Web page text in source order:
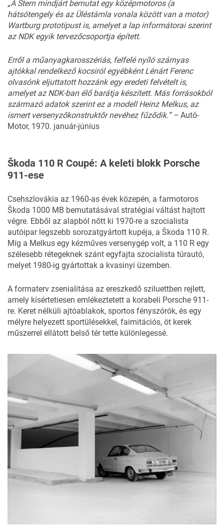
„A Stern mindjártbemutategyközépmotoros (a
hátsótengelyés az Üléstámla vonala között van a motor)
Wartburg prototípustis, amelyeta lap informátoraiszerint
az NDKegyik tervezőcsoportja épített.
Errőla műanyagkarosszériás, felfelényíló szárnyas
ajtókkalrendelkezőkocsirólegyébkéntLénártFerenc
olvasónk eljuttatotthozzánkegyeredeti felvételtis,
amelyetaz NDK-ban élőbarátja készített. Más forrásokból
származó adatokszerintez a modellHeinz Melkus, az
ismert versenyzőkonstruktőrnevéhez fűződik.” – Autó-
Motor, 1970. január-június
Škoda 110 R Coupé: A keleti blokk Porsche
911-ese
Csehszlovákia az 1960-as évek közepén, a farmotoros
Škoda 1000 MB bemutatásával stratégiai váltást hajtott
végre. Ebből az alapból nőtt ki 1970-re a szocialista
autóipar legszebb sorozatgyártott kupéja, a Škoda 110 R.
Míg a Melkus egy kézműves versenygép volt, a 110 R egy
szélesebb rétegeknek szánt egyfajta szocialista túrautó,
melyet 1980-ig gyártottak a kvasinyi üzemben.
A formaterv zsenialitása az ereszkedő sziluettben rejlett,
amely kísértetiesen emlékeztetett a korabeli Porsche 911-
re. Keret nélküli ajtóablakok, sportos fényszórók, és egy
mélyre helyezett sportülésekkel, faimitációs, öt kerek
műszerrel ellátott belső tér tette különlegessé.